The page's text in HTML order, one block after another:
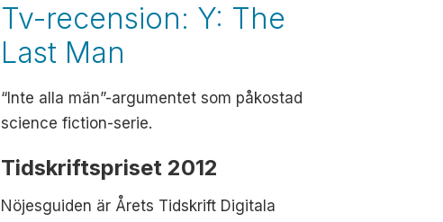
Tv-recension: Y: The
Last Man
“Inte alla män”-argumentet som påkostad
science fiction-serie.
Tidskriftspriset 2012
Nöjesguiden är Årets Tidskrift Digitala